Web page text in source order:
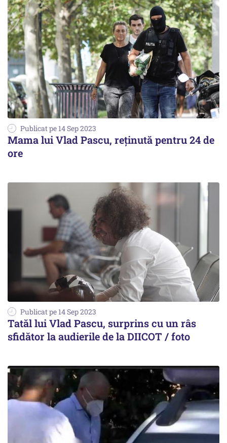
Publicat pe 14 Sep 2023
Mama lui Vlad Pascu, reținută pentru 24 de
ore
Publicat pe 14 Sep 2023
Tatăl lui Vlad Pascu, surprins cu un râs
sfidător la audierile de la DIICOT / foto